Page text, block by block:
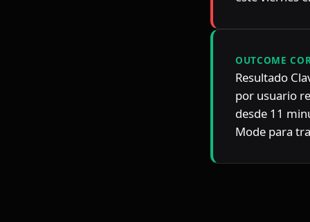
OUTCOME
Resultado
por usuario
desde 11
Mode para